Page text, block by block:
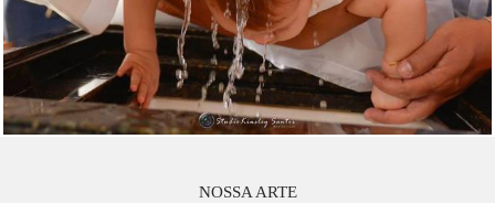
NOSSA ARTE